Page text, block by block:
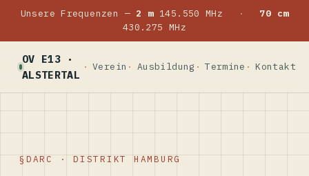
Unsere Frequenzen — 2 m145.550 MHz ·
70 cm
430.275 MHz
OV E13 ·
ALSTERTAL
Verein Ausbildung Termine Kontakt
DARC · DISTRIKT HAMBURG